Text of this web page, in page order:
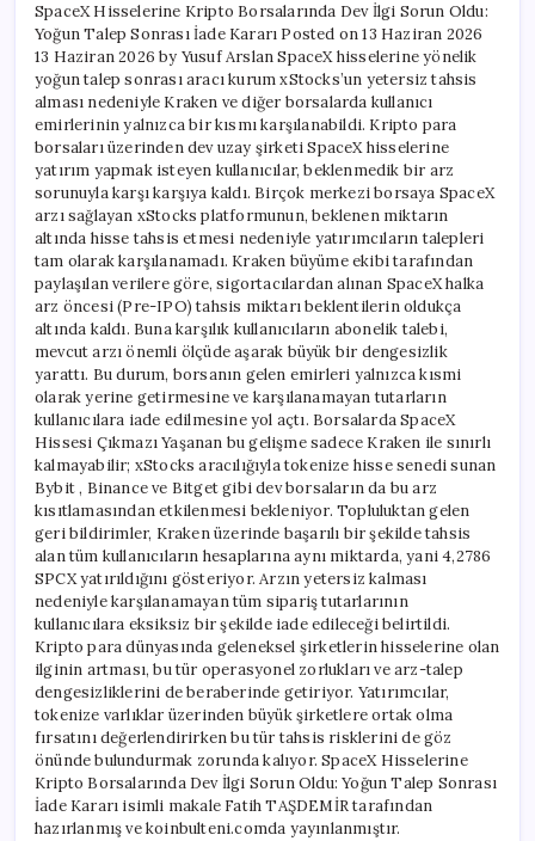
İlgi
Sorun
Oldu:
Yoğun
İade
Kararı
için
SpaceX Hisselerine Kripto Borsalarında Dev İlgi Sorun Oldu:
Yoğun Talep Sonrası İade Kararı Posted on 13 Haziran 2026
13 Haziran 2026 by Yusuf Arslan SpaceX hisselerine yönelik
yoğun talep sonrası aracı kurum xStocks’un yetersiz tahsis
alması nedeniyle Kraken ve diğer borsalarda kullanıcı
emirlerinin yalnızca bir kısmı karşılanabildi. Kripto para
borsaları üzerinden dev uzay şirketi SpaceX hisselerine
yatırım yapmak isteyen kullanıcılar, beklenmedik bir arz
sorunuyla karşı karşıya kaldı. Birçok merkezi borsaya SpaceX
arzı sağlayan xStocks platformunun, beklenen miktarın
altında hisse tahsis etmesi nedeniyle yatırımcıların talepleri
tam olarak karşılanamadı. Kraken büyüme ekibi tarafından
paylaşılan verilere göre, sigortacılardan alınan SpaceX halka
arz öncesi (Pre-IPO) tahsis miktarı beklentilerin oldukça
altında kaldı. Buna karşılık kullanıcıların abonelik talebi,
mevcut arzı önemli ölçüde aşarak büyük bir dengesizlik
yarattı. Bu durum, borsanın gelen emirleri yalnızca kısmi
olarak yerine getirmesine ve karşılanamayan tutarların
kullanıcılara iade edilmesine yol açtı. Borsalarda SpaceX
Hissesi Çıkmazı Yaşanan bu gelişme sadece Kraken ile sınırlı
kalmayabilir; xStocks aracılığıyla tokenize hisse senedi sunan
Bybit , Binance ve Bitget gibi dev borsaların da bu arz
kısıtlamasından etkilenmesi bekleniyor. Topluluktan gelen
geri bildirimler, Kraken üzerinde başarılı bir şekilde tahsis
alan tüm kullanıcıların hesaplarına aynı miktarda, yani 4,2786
SPCX yatırıldığını gösteriyor. Arzın yetersiz kalması
nedeniyle karşılanamayan tüm sipariş tutarlarının
kullanıcılara eksiksiz bir şekilde iade edileceği belirtildi.
Kripto para dünyasında geleneksel şirketlerin hisselerine olan
ilginin artması, bu tür operasyonel zorlukları ve arz-talep
dengesizliklerini de beraberinde getiriyor. Yatırımcılar,
tokenize varlıklar üzerinden büyük şirketlere ortak olma
fırsatını değerlendirirken bu tür tahsis risklerini de göz
önünde bulundurmak zorunda kalıyor. SpaceX Hisselerine
Kripto Borsalarında Dev İlgi Sorun Oldu: Yoğun Talep Sonrası
İade Kararı isimli makale Fatih TAŞDEMİR tarafından
hazırlanmış ve koinbulteni.comda yayınlanmıştır.